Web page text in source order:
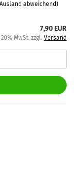
abweichend)
7,90 EUR
MwSt. zzgl. Versand